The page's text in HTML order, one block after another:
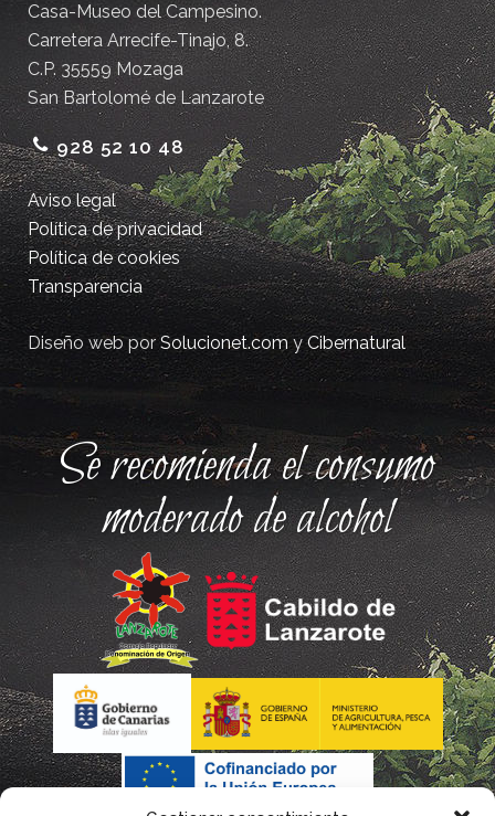
Casa-Museo del Campesino.
Carretera Arrecife-Tinajo, 8.
C.P. 35559 Mozaga
San Bartolomé de Lanzarote
928 52 10 48
Aviso legal
Política de privacidad
Política de cookies
Transparencia
Diseño web porSolucionet.comyCibernatural
Se recomienda el consumo
moderado de alcohol